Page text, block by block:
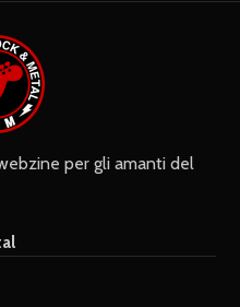
per gli amanti del